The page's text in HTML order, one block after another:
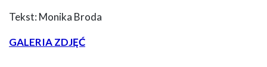
Tekst: Monika Broda
GALERIA ZDJĘĆ